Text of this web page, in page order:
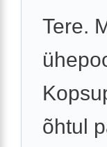
Tere.
õhtul